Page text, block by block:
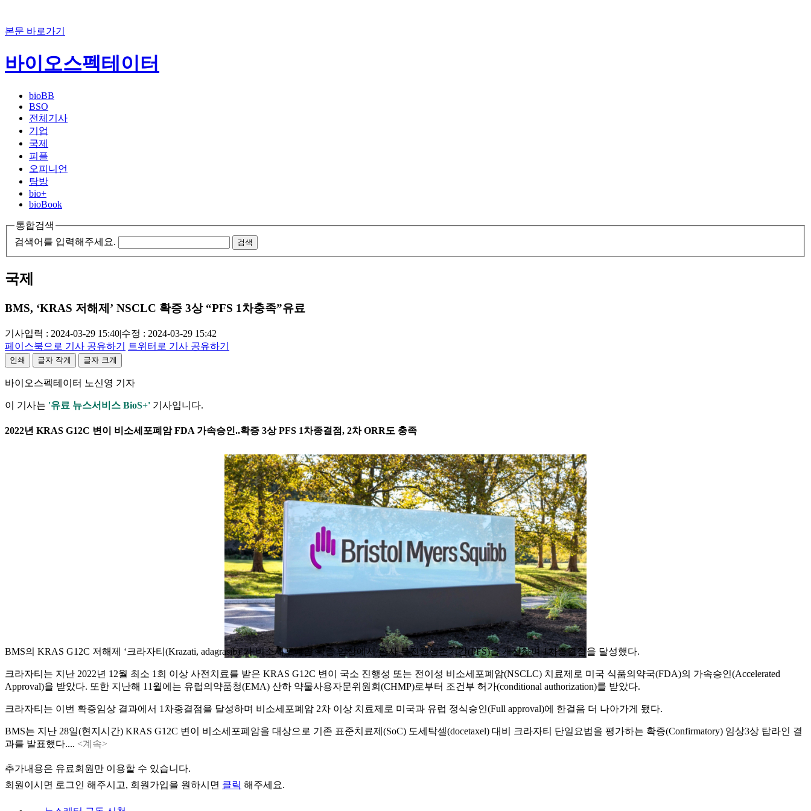
본문 바로가기
바이오스펙테이터
bioBB
BSO
전체기사
기업
국제
피플
오피니언
탐방
bio+
bioBook
통합검색
검색어를 입력해주세요.
검색
국제
BMS, ‘KRAS 저해제’ NSCLC 확증 3상 “PFS 1차충족”유료
기사입력 : 2024-03-29 15:40|수정 : 2024-03-29 15:42
페이스북으로 기사 공유하기
트위터로 기사 공유하기
인쇄 글자 작게 글자 크게
바이오스펙테이터 노신영 기자
이 기사는 '유료 뉴스서비스 BioS+' 기사입니다.
2022년 KRAS G12C 변이 비소세포폐암 FDA 가속승인..확증 3상 PFS 1차종결점, 2차 ORR도 충족
BMS의 KRAS G12C 저해제 ‘크라자티(Krazati, adagrasib)’가 비소세포폐암 확증 임상에서 환자 무진행생존기간(PFS)을 개선하며 1차종결점을 달성했다.
크라자티는 지난 2022년 12월 최소 1회 이상 사전치료를 받은 KRAS G12C 변이 국소 진행성 또는 전이성 비소세포폐암(NSCLC) 치료제로 미국 식품의약국(FDA)의 가속승인(Accelerated
Approval)을 받았다. 또한 지난해 11월에는 유럽의약품청(EMA) 산하 약물사용자문위원회(CHMP)로부터 조건부 허가(conditional authorization)를 받았다.
크라자티는 이번 확증임상 결과에서 1차종결점을 달성하며 비소세포폐암 2차 이상 치료제로 미국과 유럽 정식승인(Full approval)에 한걸음 더 나아가게 됐다.
BMS는 지난 28일(현지시간) KRAS G12C 변이 비소세포폐암을 대상으로 기존 표준치료제(SoC) 도세탁셀(docetaxel) 대비 크라자티 단일요법을 평가하는 확증(Confirmatory) 임상3상 탑라인 결
과를 발표했다.... <계속>
추가내용은 유료회원만 이용할 수 있습니다.
회원이시면 로그인 해주시고, 회원가입을 원하시면 클릭 해주세요.